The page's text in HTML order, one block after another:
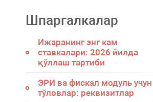
Шпаргалкалар
Ижаранинг энг кам
ставкалари: 2026 йилда
қўллаш тартиби
ЭРИ ва фискал модуль учун
тўловлар: реквизитлар